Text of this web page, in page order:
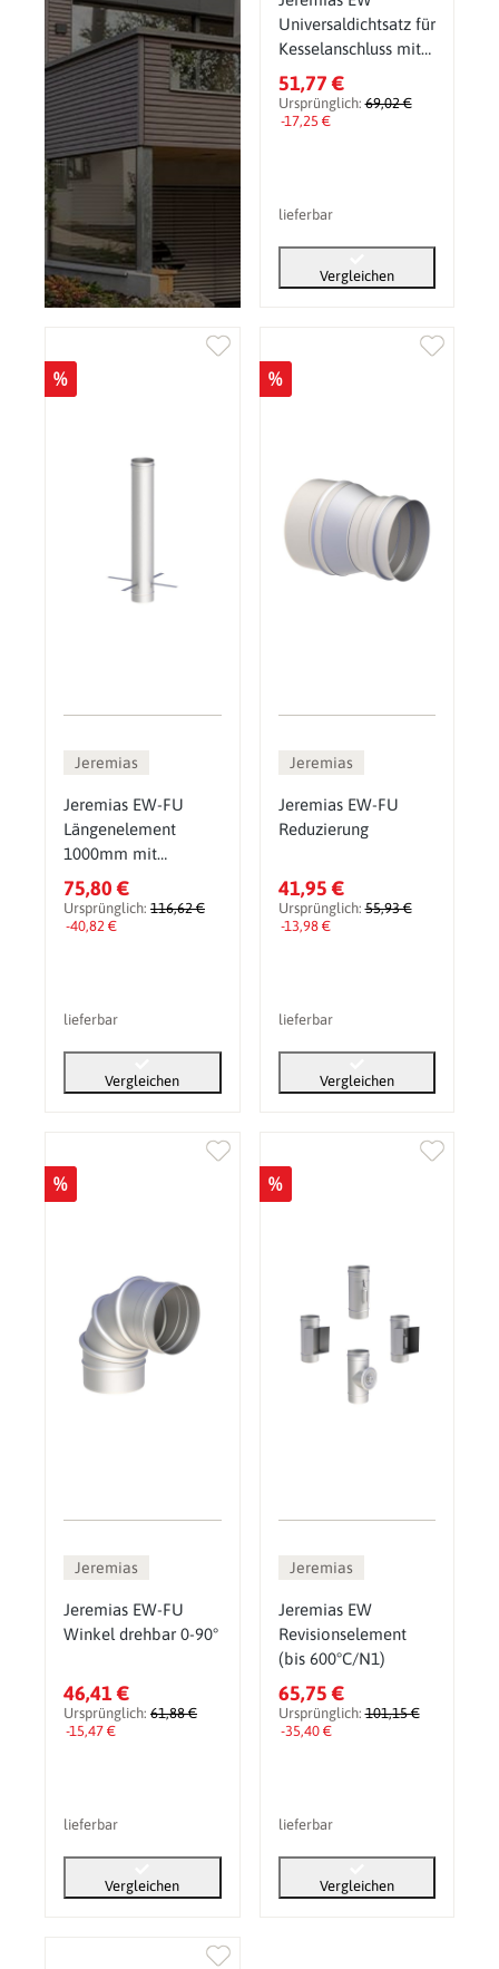
Universaldichtsatz für
Kesselanschluss mit
Dichtung und
Klemmband
außenliegend
51,77 €
Ursprünglich:69,02 €
-17,25 €
lieferbar
Vergleichen
%
Jeremias
Jeremias EW-FU
Längenelement
1000mm mit
Montageschelle
75,80 €
Ursprünglich: 116,62 €
-40,82 €
lieferbar
Vergleichen
%
Jeremias
Jeremias EW-FU
Reduzierung
41,95 €
Ursprünglich:55,93 €
-13,98 €
lieferbar
Vergleichen
%
Jeremias
Jeremias EW-FU
Winkel drehbar 0-90°
46,41 €
Ursprünglich: 61,88 €
-15,47 €
lieferbar
Vergleichen
%
Jeremias
Jeremias EW
Revisionselement
(bis 600°C/N1)
65,75 €
Ursprünglich:101,15 €
-35,40 €
lieferbar
Vergleichen